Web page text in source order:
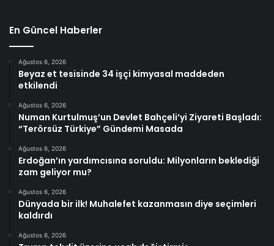
En Güncel Haberler
Ağustos 6, 2026
Beyaz et tesisinde 34 işçi kimyasal maddeden
etkilendi
Ağustos 6, 2026
Numan Kurtulmuş’un Devlet Bahçeli’yi Ziyareti Başladı:
“Terörsüz Türkiye” Gündemi Masada
Ağustos 6, 2026
Erdoğan’ın yardımcısına soruldu: Milyonların beklediği
zam geliyor mu?
Ağustos 6, 2026
Dünyada bir ilk! Muhalefet kazanmasın diye seçimleri
kaldırdı
Ağustos 6, 2026